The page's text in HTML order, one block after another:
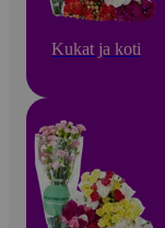
Kukat ja koti